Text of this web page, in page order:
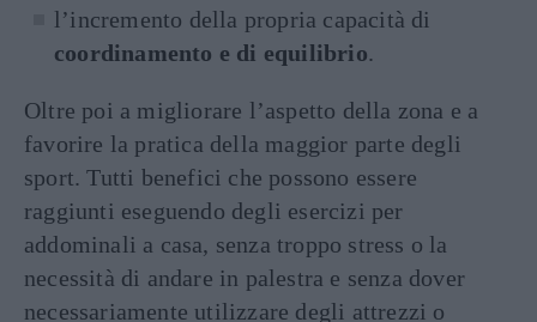
l’incremento della propria capacità di
coordinamento e di equilibrio.
Oltre poi a migliorare l’aspetto della zona e a
favorire la pratica della maggior parte degli
sport. Tutti benefici che possono essere
raggiunti eseguendo degli esercizi per
addominali a casa, senza troppo stress o la
necessità di andare in palestra e senza dover
necessariamente utilizzare degli attrezzi o